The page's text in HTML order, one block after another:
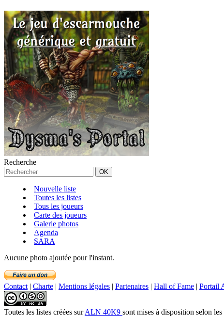
Recherche
Nouvelle liste
Toutes les listes
Tous les joueurs
Carte des joueurs
Galerie photos
Agenda
SARA
Aucune photo ajoutée pour l'instant.
Contact | Charte | Mentions légales | Partenaires | Hall of Fame | Portail
Toutes les listes créées surALN 40K9 sont mises à disposition selon les